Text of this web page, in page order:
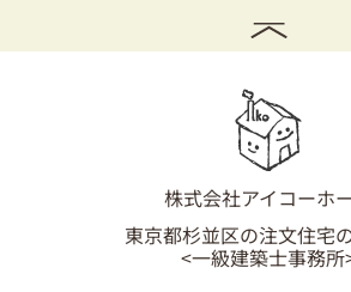
03-3334-0334
株式会社アイコーホ
東京都杉並区の注文住宅
<一級建築士事務所